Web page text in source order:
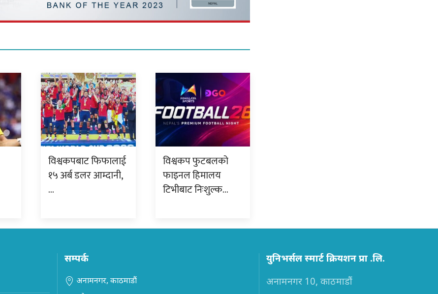
विश्वकपबाट फिफालाई
१५ अर्ब डलर आम्दानी,
…
विश्वकप फुटबलको
फाइनल हिमालय
टिभीबाट निःशुल्क…
सम्पर्क
अनामनगर, काठमाडौं
युनिभर्सल स्मार्ट क्रियशन प्रा .लि.
अनामनगर 10, काठमाडौं